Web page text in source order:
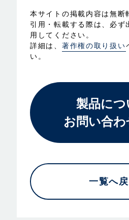
本サイトの掲載内容は無断
引用・転載する際は、必ず
用してください。
詳細は、 著作権の取り扱い
い。
製品につ
お問い合わ
一覧へ